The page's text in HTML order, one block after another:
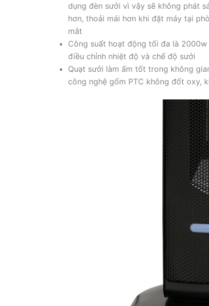
dụng đèn sưởi vì vậy sẽ không phát
hơn, thoải mái hơn khi đặt máy tại
mắt
Công suất hoạt động tối đa là
điều chỉnh nhiệt độ và chế độ sưởi
Quạt sưởi làm ấm tốt trong không
công nghệ gốm PTC không đốt oxy,